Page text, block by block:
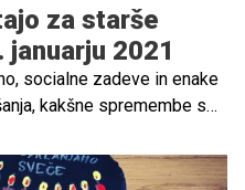
za starše
2021
socialne zadeve in enake
kakšne spremembe se